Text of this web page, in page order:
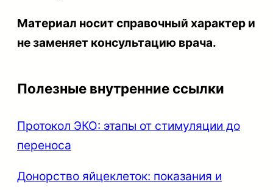
Материал носит справочный характер и
не заменяет консультацию врача.
Полезные внутренние ссылки
Протокол ЭКО: этапы от стимуляции до
переноса
Донорство яйцеклеток: показания и